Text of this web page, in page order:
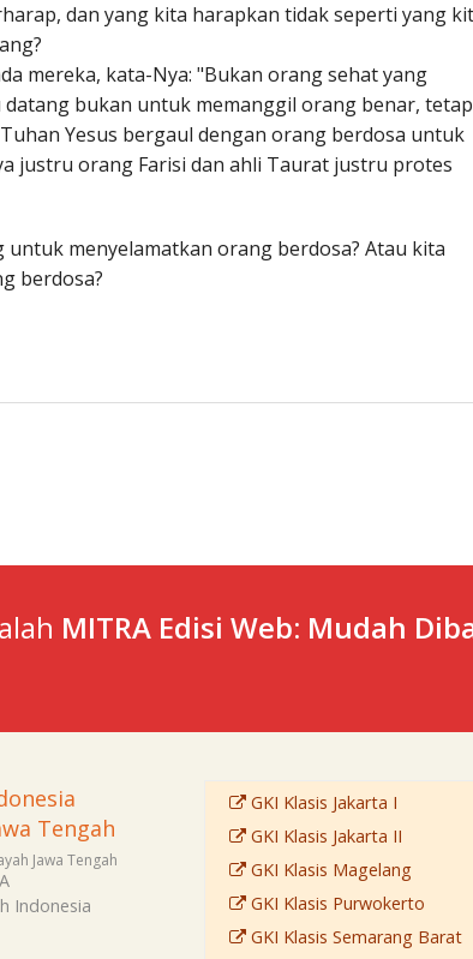
dan yang kita harapkan tidak seperti yang
mereka, kata-Nya: "Bukan orang sehat yang
bukan untuk memanggil orang benar,
Yesus bergaul dengan orang berdosa untuk
justru orang Farisi dan ahli Taurat justru protes
untuk menyelamatkan orang berdosa? Atau kita
berdosa?
MITRA Edisi Web: Mudah
Tengah
Jawa Tengah
Indonesia
GKI Klasis Jakarta I
GKI Klasis Jakarta II
GKI Klasis Magelang
GKI Klasis Purwokerto
GKI Klasis Semarang Barat